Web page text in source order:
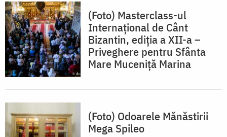
(Foto) Masterclass-ul
Internațional de Cânt
Bizantin, ediția a XII-a –
Priveghere pentru Sfânta
Mare Muceniță Marina
(Foto) Odoarele Mănăstirii
Mega Spileo